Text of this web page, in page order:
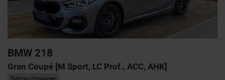
BMW 218
Gran Coupé [M Sport, LC Prof., ACC, AHK]